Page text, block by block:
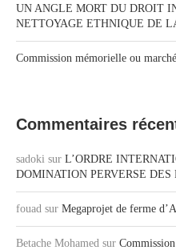
UN ANGLE MORT DU DROIT
NETTOYAGE ETHNIQUE DE
Commission mémorielle ou
Commentaires
sadoki sur L’ORDRE
DOMINATION PERVERSE DES
fouad sur Megaprojet de ferme
Betache Mohamed sur